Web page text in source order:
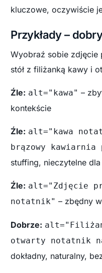
kluczowe, oczywiście
Przykłady –
Wyobraź sobie zdjęcie
stół z filiżanką kawy i
Źle: alt="kawa" –
kontekście
Źle: alt="kawa
brązowy
stuffing, nieczytelne
Źle: alt="Zdjęcie
notatnik" – zbędny
Dobrze:
otwarty notatnik
dokładny, naturalny,